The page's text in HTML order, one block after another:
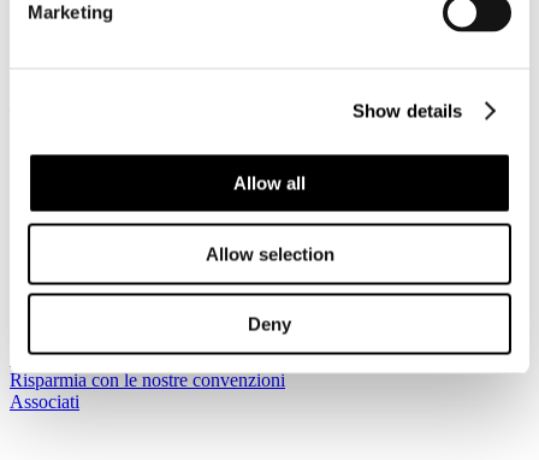
Marketing
Show details
Allow all
Allow selection
Deny
Pubblicato: 17 Giugno 2020
Le circolari
Circolari
Compensi Diritti Connessi 2020 - Emergenza Sanitaria
Iscriviti alla newsletter
Risparmia con le nostre convenzioni
Associati